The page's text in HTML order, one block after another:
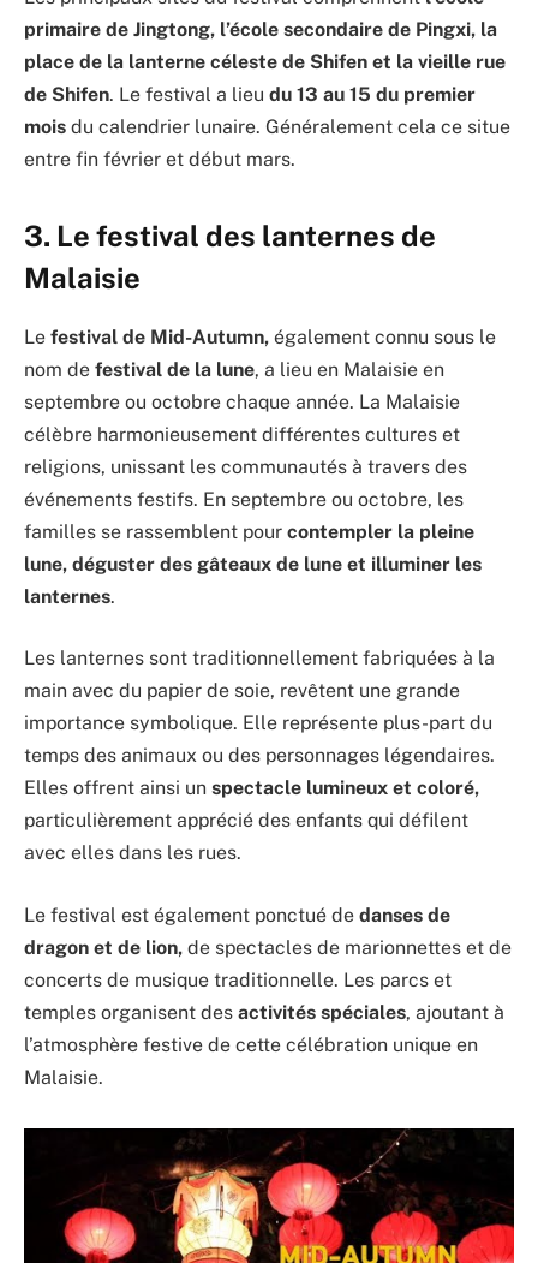
primaire de Jingtong, l’école secondaire de Pingxi, la
place de la lanterne céleste de Shifen et la vieille rue
de Shifen. Le festival a lieu du 13 au 15 du premier
mois du calendrier lunaire. Généralement cela ce situe
entre fin février et début mars.
3. Le festival des lanternes de
Malaisie
Le festival de Mid-Autumn, également connu sous le
nom de festival de la lune, a lieu en Malaisie en
septembre ou octobre chaque année. La Malaisie
célèbre harmonieusement différentes cultures et
religions, unissant les communautés à travers des
événements festifs. En septembre ou octobre, les
familles se rassemblent pour contempler la pleine
lune, déguster des gâteaux de lune et illuminer les
lanternes.
Les lanternes sont traditionnellement fabriquées à la
main avec du papier de soie, revêtent une grande
importance symbolique. Elle représente plus-part du
temps des animaux ou des personnages légendaires.
Elles offrent ainsi un spectacle lumineux et coloré,
particulièrement apprécié des enfants qui défilent
avec elles dans les rues.
Le festival est également ponctué de danses de
dragon et de lion, de spectacles de marionnettes et de
concerts de musique traditionnelle. Les parcs et
temples organisent des activités spéciales, ajoutant à
l’atmosphère festive de cette célébration unique en
Malaisie.